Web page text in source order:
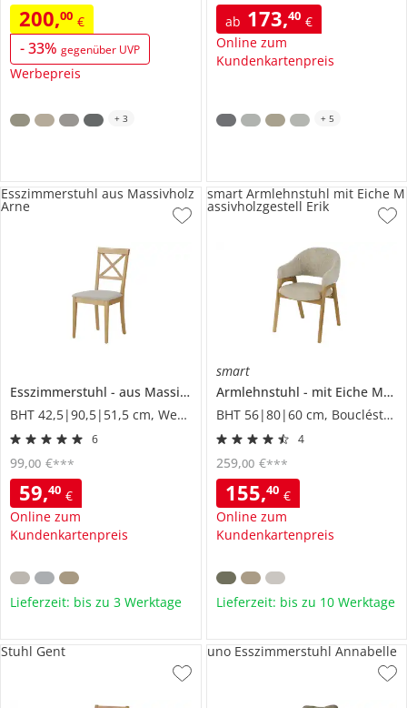
200,00 €
-33% gegenüber UVP
Werbepreis
+ 3
ab 173,40 €
Online zum
Kundenkartenpreis
+ 5
Esszimmerstuhl aus Massivholz
Arne
BHT 42,5|90,5|51,5 cm, Webstoff
6
59,40 €
Online zum
Kundenkartenpreis
99,00 €***
Esszimmerstuhl aus Massivholz
Arne
Lieferzeit: bis zu 3 Werktage
smart
Armlehnstuhl
mit Eiche Massivholzgestell
BHT 56|80|60 cm, Boucléstoff
4
155,40 €
Online zum
Kundenkartenpreis
259,00 €***
smart Armlehnstuhl mit Eiche M
assivholzgestell Erik
Lieferzeit: bis zu 10 Werktage
Stuhl Gent uno Esszimmerstuhl Annabelle